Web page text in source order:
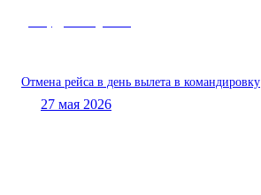
Отмена рейса в день вылета в командировку
27 мая 2026